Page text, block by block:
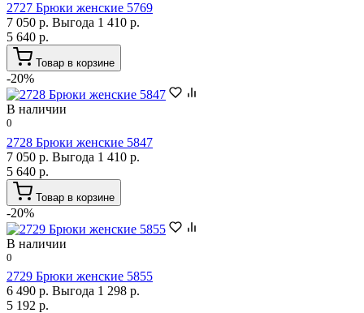
2727 Брюки женские 5769
7 050 р. Выгода 1 410 р.
5 640 р.
Товар в корзине
-20%
В наличии
0
2728 Брюки женские 5847
7 050 р. Выгода 1 410 р.
5 640 р.
Товар в корзине
-20%
В наличии
0
2729 Брюки женские 5855
6 490 р. Выгода 1 298 р.
5 192 р.